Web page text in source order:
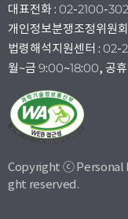
대표전화 : 02-2100-
개인정보분쟁조정위원
법령해석지원센터 :
월~금 9:00~18:00, 공휴
Copyright ⓒ Personal
ght reserved.